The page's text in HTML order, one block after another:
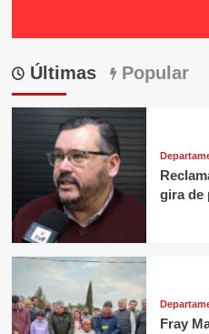
Últimas Popular
gira de
Fray